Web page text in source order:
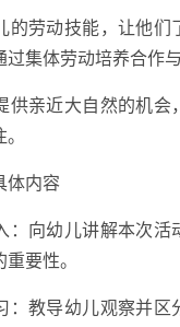
的劳动技能，让他们
集体劳动培养合作
供亲近大自然的机会
体内容
：向幼儿讲解本次活
要性。
：教导幼儿观察并区